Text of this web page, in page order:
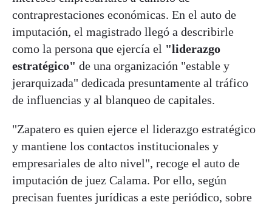
contraprestaciones económicas. En el auto de
imputación, el magistrado llegó a describirle
como la persona que ejercía el "liderazgo
estratégico" de una organización "estable y
jerarquizada" dedicada presuntamente al tráfico
de influencias y al blanqueo de capitales.
"Zapatero es quien ejerce el liderazgo estratégico
y mantiene los contactos institucionales y
empresariales de alto nivel", recoge el auto de
imputación de juez Calama. Por ello, según
precisan fuentes jurídicas a este periódico, sobre